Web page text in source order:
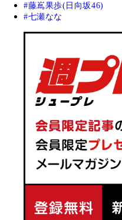
藤嶌果歩(日向坂46)
七瀬なな